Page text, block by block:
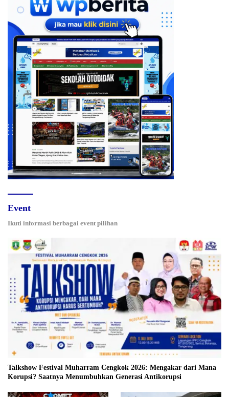
Event
Ikuti informasi berbagai event pilihan
Talkshow Festival Muharram Cengkok 2026: Mengakar dari Mana
Korupsi? Saatnya Menumbuhkan Generasi Antikorupsi